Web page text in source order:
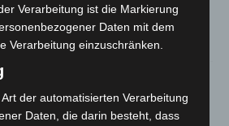
166 Trunkenheitsfahrten bei
Air 2026: Französische Oper im
Verarbeitung ist die Markierung
Daten mit dem
Verarbeitung einzuschränken.
der automatisierten Verarbeitung
Daten, die darin besteht, dass